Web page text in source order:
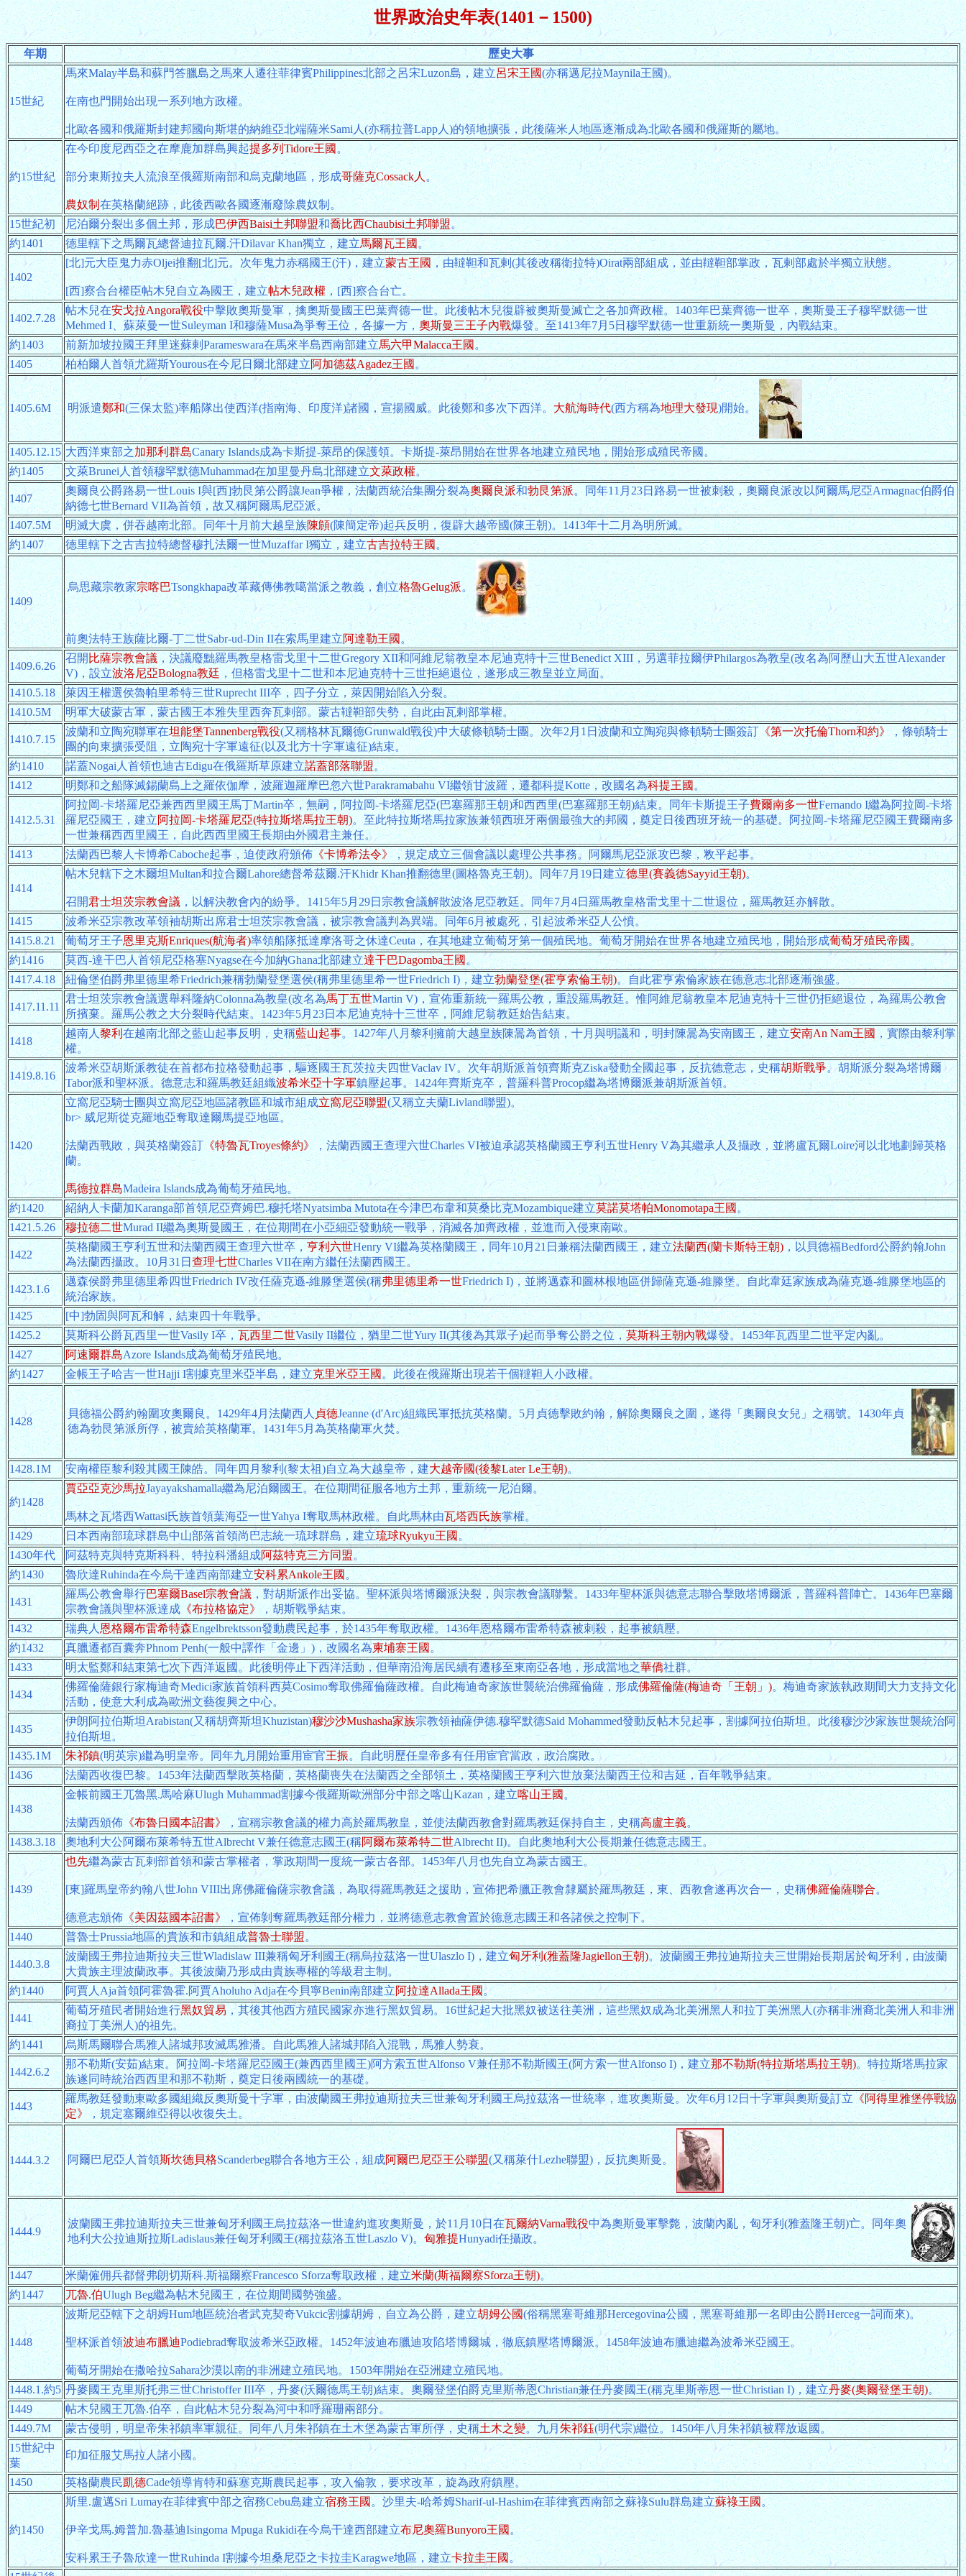
世界政治史年表(1401－1500)
年期 歷史大事
15世紀
馬來Malay半島和蘇門答臘島之馬來人遷往菲律賓Philippines北部之呂宋Luzon島，建立呂宋王國(亦稱邁尼拉Maynila王國)。
在南也門開始出現一系列地方政權。
北歐各國和俄羅斯封建邦國向斯堪的納維亞北端薩米Sami人(亦稱拉普Lapp人)的領地擴張，此後薩米人地區逐漸成為北歐各國和俄羅斯的屬地。
約15世紀
在今印度尼西亞之在摩鹿加群島興起提多列Tidore王國。
部分東斯拉夫人流浪至俄羅斯南部和烏克蘭地區，形成哥薩克Cossack人。
農奴制在英格蘭絕跡，此後西歐各國逐漸廢除農奴制。
15世紀初
尼泊爾分裂出多個土邦，形成巴伊西Baisi土邦聯盟和喬比西Chaubisi土邦聯盟。
約1401
德里轄下之馬爾瓦總督迪拉瓦爾.汗Dilavar Khan獨立，建立馬爾瓦王國。
1402
[北]元大臣鬼力赤Oljei推翻[北]元。次年鬼力赤稱國王(汗)，建立蒙古王國，由韃靼和瓦剌(其後改稱衛拉特)Oirat兩部組成，並由韃靼部掌政，瓦剌部處於半獨立狀態。
[西]察合台權臣帖木兒自立為國王，建立帖木兒政權，[西]察合台亡。
1402.7.28
帖木兒在安戈拉Angora戰役中擊敗奧斯曼軍，擒奧斯曼國王巴葉齊德一世。此後帖木兒復辟被奧斯曼滅亡之各加齊政權。1403年巴葉齊德一世卒，奧斯曼王子穆罕默德一世
Mehmed I、蘇萊曼一世Suleyman I和穆薩Musa為爭奪王位，各據一方，奧斯曼三王子內戰爆發。至1413年7月5日穆罕默德一世重新統一奧斯曼，內戰結束。
約1403
前新加坡拉國王拜里迷蘇剌Parameswara在馬來半島西南部建立馬六甲Malacca王國。
1405
柏柏爾人首領尤羅斯Yourous在今尼日爾北部建立阿加德茲Agadez王國。
1405.6M 明派遣鄭和(三保太監)率船隊出使西洋(指南海、印度洋)諸國，宣揚國威。此後鄭和多次下西洋。大航海時代(西方稱為地理大發現)開始。
1405.12.15 大西洋東部之加那利群島Canary Islands成為卡斯提-萊昂的保護領。卡斯提-萊昂開始在世界各地建立殖民地，開始形成殖民帝國。
約1405
文萊Brunei人首領穆罕默德Muhammad在加里曼丹島北部建立文萊政權。
1407
奧爾良公爵路易一世Louis I與[西]勃艮第公爵讓Jean爭權，法蘭西統治集團分裂為奧爾良派和勃艮第派。同年11月23日路易一世被刺殺，奧爾良派改以阿爾馬尼亞Armagnac伯爵伯
納德七世Bernard VII為首領，故又稱阿爾馬尼亞派。
1407.5M
明滅大虞，併吞越南北部。同年十月前大越皇族陳頠(陳簡定帝)起兵反明，復辟大越帝國(陳王朝)。1413年十二月為明所滅。
約1407
德里轄下之古吉拉特總督穆扎法爾一世Muzaffar I獨立，建立古吉拉特王國。
1409
烏思藏宗教家宗喀巴Tsongkhapa改革藏傳佛教噶當派之教義，創立格魯Gelug派。
前奧法特王族薩比爾-丁二世Sabr-ud-Din II在索馬里建立阿達勒王國。
1409.6.26
召開比薩宗教會議，決議廢黜羅馬教皇格雷戈里十二世Gregory XII和阿維尼翁教皇本尼迪克特十三世Benedict XIII，另選菲拉爾伊Philargos為教皇(改名為阿歷山大五世Alexander
V)，設立波洛尼亞Bologna教廷 ，但格雷戈里十二世和本尼迪克特十三世拒絕退位，遂形成三教皇並立局面。
1410.5.18
萊因王權選侯魯帕里希特三世Ruprecht III卒，四子分立，萊因開始陷入分裂。
1410.5M
明軍大破蒙古軍，蒙古國王本雅失里西奔瓦剌部。蒙古韃靼部失勢，自此由瓦剌部掌權。
1410.7.15
波蘭和立陶宛聯軍在坦能堡Tannenberg戰役(又稱格林瓦爾德Grunwald戰役)中大破條頓騎士團。次年2月1日波蘭和立陶宛與條頓騎士團簽訂《第一次托倫Thorn和約》，條頓騎士
團的向東擴張受阻，立陶宛十字軍遠征(以及北方十字軍遠征)結束。
約1410
諾蓋Nogai人首領也迪古Edigu在俄羅斯草原建立諾蓋部落聯盟。
1412
明鄭和之船隊滅錫蘭島上之羅依伽摩，波羅迦羅摩巴忽六世Parakramabahu VI繼領甘波羅，遷都科提Kotte，改國名為科提王國。
1412.5.31
阿拉岡-卡塔羅尼亞兼西西里國王馬丁Martin卒，無嗣，阿拉岡-卡塔羅尼亞(巴塞羅那王朝)和西西里(巴塞羅那王朝)結束。同年卡斯提王子費爾南多一世Fernando I繼為阿拉岡-卡塔
羅尼亞國王，建立阿拉岡-卡塔羅尼亞(特拉斯塔馬拉王朝)。至此特拉斯塔馬拉家族兼領西班牙兩個最強大的邦國，奠定日後西班牙統一的基礎。阿拉岡-卡塔羅尼亞國王費爾南多
一世兼稱西西里國王，自此西西里國王長期由外國君主兼任。
1413
法蘭西巴黎人卡博希Caboche起事，迫使政府頒佈《卡博希法令》，規定成立三個會議以處理公共事務。阿爾馬尼亞派攻巴黎，敉平起事。
1414
帖木兒轄下之木爾坦Multan和拉合爾Lahore總督希茲爾.汗Khidr Khan推翻德里(圖格魯克王朝)。同年7月19日建立德里(賽義德Sayyid王朝)。
召開君士坦茨宗教會議，以解決教會內的紛爭。1415年5月29日宗教會議解散波洛尼亞教廷。同年7月4日羅馬教皇格雷戈里十二世退位，羅馬教廷亦解散。
1415
波希米亞宗教改革領袖胡斯出席君士坦茨宗教會議，被宗教會議判為異端。同年6月被處死，引起波希米亞人公憤。
1415.8.21
葡萄牙王子恩里克斯Enriques(航海者)率領船隊抵達摩洛哥之休達Ceuta，在其地建立葡萄牙第一個殖民地。葡萄牙開始在世界各地建立殖民地，開始形成葡萄牙殖民帝國。
約1416
莫西-達干巴人首領尼亞格塞Nyagse在今加納Ghana北部建立達干巴Dagomba王國。
1417.4.18
紐倫堡伯爵弗里德里希Friedrich兼稱勃蘭登堡選侯(稱弗里德里希一世Friedrich I)，建立勃蘭登堡(霍亨索倫王朝)。自此霍亨索倫家族在德意志北部逐漸強盛。
1417.11.11
君士坦茨宗教會議選舉科隆納Colonna為教皇(改名為馬丁五世Martin V)，宣佈重新統一羅馬公教，重設羅馬教廷。惟阿維尼翁教皇本尼迪克特十三世仍拒絕退位，為羅馬公教會
所擯棄。羅馬公教之大分裂時代結束。1423年5月23日本尼迪克特十三世卒，阿維尼翁教廷始告結束。
1418
越南人黎利在越南北部之藍山起事反明，史稱藍山起事。1427年八月黎利擁前大越皇族陳暠為首領，十月與明議和，明封陳暠為安南國王，建立安南An Nam王國，實際由黎利掌
權。
1419.8.16
波希米亞胡斯派教徒在首都布拉格發動起事，驅逐國王瓦茨拉夫四世Vaclav IV。次年胡斯派首領齊斯克Ziska發動全國起事，反抗德意志，史稱胡斯戰爭。胡斯派分裂為塔博爾
Tabor派和聖杯派。德意志和羅馬教廷組織波希米亞十字軍鎮壓起事。1424年齊斯克卒，普羅科普Procop繼為塔博爾派兼胡斯派首領。
1420
立窩尼亞騎士團與立窩尼亞地區諸教區和城市組成立窩尼亞聯盟(又稱立夫蘭Livland聯盟)。
br> 威尼斯從克羅地亞奪取達爾馬提亞地區。
法蘭西戰敗，與英格蘭簽訂《特魯瓦Troyes條約》，法蘭西國王查理六世Charles VI被迫承認英格蘭國王亨利五世Henry V為其繼承人及攝政，並將盧瓦爾Loire河以北地劃歸英格
蘭。
馬德拉群島Madeira Islands成為葡萄牙殖民地。
約1420
紹納人卡蘭加Karanga部首領尼亞齊姆巴.穆托塔Nyatsimba Mutota在今津巴布韋和莫桑比克Mozambique建立莫諾莫塔帕Monomotapa王國。
1421.5.26
穆拉德二世Murad II繼為奧斯曼國王，在位期間在小亞細亞發動統一戰爭，消滅各加齊政權，並進而入侵東南歐。
1422
英格蘭國王亨利五世和法蘭西國王查理六世卒，亨利六世Henry VI繼為英格蘭國王，同年10月21日兼稱法蘭西國王，建立法蘭西(蘭卡斯特王朝)，以貝德福Bedford公爵約翰John
為法蘭西攝政。10月31日查理七世Charles VII在南方繼任法蘭西國王。
1423.1.6
邁森侯爵弗里德里希四世Friedrich IV改任薩克遜-維滕堡選侯(稱弗里德里希一世Friedrich I)，並將邁森和圖林根地區併歸薩克遜-維滕堡。自此韋廷家族成為薩克遜-維滕堡地區的
統治家族。
1425
[中]勃固與阿瓦和解，結束四十年戰爭。
1425.2
莫斯科公爵瓦西里一世Vasily I卒，瓦西里二世Vasily II繼位，猶里二世Yury II(其後為其眾子)起而爭奪公爵之位，莫斯科王朝內戰爆發。1453年瓦西里二世平定內亂。
1427
阿速爾群島Azore Islands成為葡萄牙殖民地。
約1427
金帳王子哈吉一世Hajji I割據克里米亞半島，建立克里米亞王國。此後在俄羅斯出現若干個韃靼人小政權。
1428
貝德福公爵約翰圍攻奧爾良。1429年4月法蘭西人貞德Jeanne (d'Arc)組織民軍抵抗英格蘭。5月貞德擊敗約翰，解除奧爾良之圍，遂得「奧爾良女兒」之稱號。1430年貞
德為勃艮第派所俘，被賣給英格蘭軍。1431年5月為英格蘭軍火焚。
1428.1M 安南權臣黎利殺其國王陳皓。同年四月黎利(黎太祖)自立為大越皇帝，建大越帝國(後黎Later Le王朝)。
約1428
賈亞亞克沙馬拉Jayayakshamalla繼為尼泊爾國王。在位期間征服各地方土邦，重新統一尼泊爾。
馬林之瓦塔西Wattasi氏族首領葉海亞一世Yahya I奪取馬林政權。自此馬林由瓦塔西氏族掌權。
1429
日本西南部琉球群島中山部落首領尚巴志統一琉球群島，建立琉球Ryukyu王國。
1430年代
阿茲特克與特克斯科科、特拉科潘組成阿茲特克三方同盟。
約1430
魯欣達Ruhinda在今烏干達西南部建立安科累Ankole王國。
1431
羅馬公教會舉行巴塞爾Basel宗教會議，對胡斯派作出妥協。聖杯派與塔博爾派決裂，與宗教會議聯繫。1433年聖杯派與德意志聯合擊敗塔博爾派，普羅科普陣亡。1436年巴塞爾
宗教會議與聖杯派達成《布拉格協定》，胡斯戰爭結束。
1432
瑞典人恩格爾布雷希特森Engelbrektsson發動農民起事，於1435年奪取政權。1436年恩格爾布雷希特森被刺殺，起事被鎮壓。
約1432
真臘遷都百囊奔Phnom Penh(一般中譯作「金邊」)，改國名為柬埔寨王國。
1433
明太監鄭和結束第七次下西洋返國。此後明停止下西洋活動，但華南沿海居民續有遷移至東南亞各地，形成當地之華僑社群。
1434
佛羅倫薩銀行家梅迪奇Medici家族首領科西莫Cosimo奪取佛羅倫薩政權。自此梅迪奇家族世襲統治佛羅倫薩，形成佛羅倫薩(梅迪奇「王朝」)。梅迪奇家族執政期間大力支持文化
活動，使意大利成為歐洲文藝復興之中心。
1435
伊朗阿拉伯斯坦Arabistan(又稱胡齊斯坦Khuzistan)穆沙沙Mushasha家族宗教領袖薩伊德.穆罕默德Said Mohammed發動反帖木兒起事，割據阿拉伯斯坦。此後穆沙沙家族世襲統治阿
拉伯斯坦。
1435.1M
朱祁鎮(明英宗)繼為明皇帝。同年九月開始重用宦官王振。自此明歷任皇帝多有任用宦官當政，政治腐敗。
1436
法蘭西收復巴黎。1453年法蘭西擊敗英格蘭，英格蘭喪失在法蘭西之全部領土，英格蘭國王亨利六世放棄法蘭西王位和吉延，百年戰爭結束。
1438
金帳前國王兀魯黑.馬哈麻Ulugh Muhammad割據今俄羅斯歐洲部分中部之喀山Kazan，建立喀山王國。
法蘭西頒佈《布魯日國本詔書》 ，宣稱宗教會議的權力高於羅馬教皇，並使法蘭西教會對羅馬教廷保持自主，史稱高盧主義。
1438.3.18
奧地利大公阿爾布萊希特五世Albrecht V兼任德意志國王(稱阿爾布萊希特二世Albrecht II)。自此奧地利大公長期兼任德意志國王。
1439
也先繼為蒙古瓦剌部首領和蒙古掌權者，掌政期間一度統一蒙古各部。1453年八月也先自立為蒙古國王。
[東]羅馬皇帝約翰八世John VIII出席佛羅倫薩宗教會議，為取得羅馬教廷之援助，宣佈把希臘正教會隸屬於羅馬教廷，東、西教會遂再次合一，史稱佛羅倫薩聯合。
德意志頒佈《美因茲國本詔書》，宣佈剝奪羅馬教廷部分權力，並將德意志教會置於德意志國王和各諸侯之控制下。
1440
普魯士Prussia地區的貴族和市鎮組成普魯士聯盟。
1440.3.8
波蘭國王弗拉迪斯拉夫三世Wladislaw III兼稱匈牙利國王(稱烏拉茲洛一世Ulaszlo I)，建立匈牙利(雅蓋隆Jagiellon王朝)。波蘭國王弗拉迪斯拉夫三世開始長期居於匈牙利，由波蘭
大貴族主理波蘭政事。其後波蘭乃形成由貴族專權的等級君主制。
約1440
阿賈人Aja首領阿霍魯霍.阿賈Aholuho Adja在今貝寧Benin南部建立阿拉達Allada王國。
1441
葡萄牙殖民者開始進行黑奴貿易，其後其他西方殖民國家亦進行黑奴貿易。16世紀起大批黑奴被送往美洲，這些黑奴成為北美洲黑人和拉丁美洲黑人(亦稱非洲裔北美洲人和非洲
裔拉丁美洲人)的祖先。
約1441
烏斯馬爾聯合馬雅人諸城邦攻滅馬雅潘。自此馬雅人諸城邦陷入混戰，馬雅人勢衰。
1442.6.2
那不勒斯(安茹)結束。阿拉岡-卡塔羅尼亞國王(兼西西里國王)阿方索五世Alfonso V兼任那不勒斯國王(阿方索一世Alfonso I)，建立那不勒斯(特拉斯塔馬拉王朝)。特拉斯塔馬拉家
族遂同時統治西西里和那不勒斯，奠定日後兩國統一的基礎。
1443
羅馬教廷發動東歐多國組織反奧斯曼十字軍，由波蘭國王弗拉迪斯拉夫三世兼匈牙利國王烏拉茲洛一世統率，進攻奧斯曼。次年6月12日十字軍與奧斯曼訂立《阿得里雅堡停戰協
定》，規定塞爾維亞得以收復失土。
1444.3.2 阿爾巴尼亞人首領斯坎德貝格Scanderbeg聯合各地方王公，組成阿爾巴尼亞王公聯盟(又稱萊什Lezhe聯盟)，反抗奧斯曼。
1444.9
波蘭國王弗拉迪斯拉夫三世兼匈牙利國王烏拉茲洛一世違約進攻奧斯曼，於11月10日在瓦爾納Varna戰役中為奧斯曼軍擊斃，波蘭內亂，匈牙利(雅蓋隆王朝)亡。同年奧
地利大公拉迪斯拉斯Ladislaus兼任匈牙利國王(稱拉茲洛五世Laszlo V)。匈雅提Hunyadi任攝政。
1447 米蘭僱佣兵都督弗朗切斯科.斯福爾察Francesco Sforza奪取政權，建立米蘭(斯福爾察Sforza王朝)。
約1447
兀魯.伯Ulugh Beg繼為帖木兒國王，在位期間國勢強盛。
1448
波斯尼亞轄下之胡姆Hum地區統治者武克契奇Vukcic割據胡姆，自立為公爵，建立胡姆公國(俗稱黑塞哥維那Hercegovina公國，黑塞哥維那一名即由公爵Herceg一詞而來)。
聖杯派首領波迪布臘迪Podiebrad奪取波希米亞政權。1452年波迪布臘迪攻陷塔博爾城，徹底鎮壓塔博爾派。1458年波迪布臘迪繼為波希米亞國王。
葡萄牙開始在撒哈拉Sahara沙漠以南的非洲建立殖民地。1503年開始在亞洲建立殖民地。
1448.1.約5 丹麥國王克里斯托弗三世Christoffer III卒，丹麥(沃爾德馬王朝)結束。奧爾登堡伯爵克里斯蒂恩Christian兼任丹麥國王(稱克里斯蒂恩一世Christian I)，建立丹麥(奧爾登堡王朝)。
1449
帖木兒國王兀魯.伯卒，自此帖木兒分裂為河中和呼羅珊兩部分。
1449.7M
蒙古侵明，明皇帝朱祁鎮率軍親征。同年八月朱祁鎮在土木堡為蒙古軍所俘，史稱土木之變。九月朱祁鈺(明代宗)繼位。1450年八月朱祁鎮被釋放返國。
15世紀中
葉
印加征服艾馬拉人諸小國。
1450 英格蘭農民凱德Cade領導肯特和蘇塞克斯農民起事，攻入倫敦，要求改革，旋為政府鎮壓。
約1450
斯里.盧邁Sri Lumay在菲律賓中部之宿務Cebu島建立宿務王國。沙里夫-哈希姆Sharif-ul-Hashim在菲律賓西南部之蘇祿Sulu群島建立蘇祿王國。
伊辛戈馬.姆普加.魯基迪Isingoma Mpuga Rukidi在今烏干達西部建立布尼奧羅Bunyoro王國。
安科累王子魯欣達一世Ruhinda I割據今坦桑尼亞之卡拉圭Karagwe地區，建立卡拉圭王國。